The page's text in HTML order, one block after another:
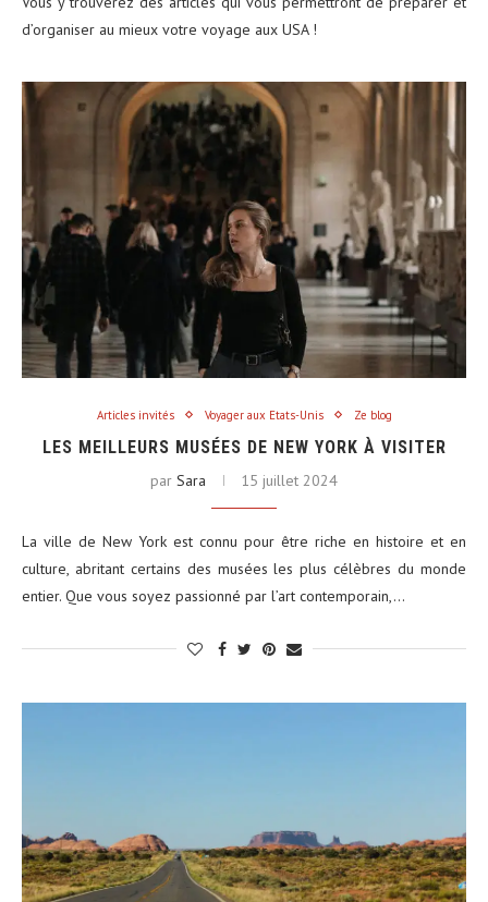
d’organiser au mieux votre voyage aux USA !
Articles invités Voyager aux Etats-Unis Ze blog
LES MEILLEURS MUSÉES DE NEW YORK À VISITER
par Sara 15 juillet 2024
La ville de New York est connu pour être riche en histoire et en
culture, abritant certains des musées les plus célèbres du monde
entier. Que vous soyez passionné par l’art contemporain,…